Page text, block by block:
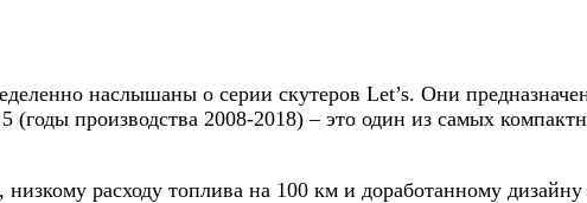
наслышаны о серии скутеров Let’s. Они
(годы производства 2008-2018) – это один из самых
низкому расходу топлива на 100 км и доработанному